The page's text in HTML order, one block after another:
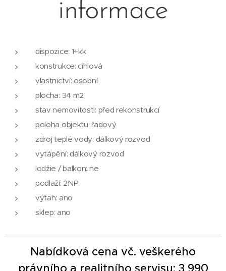
informace
dispozice: 1+kk
konstrukce: cihlová
vlastnictví: osobní
plocha: 34 m2
stav nemovitosti: před rekonstrukcí
poloha objektu: řadový
zdroj teplé vody: dálkový rozvod
vytápění: dálkový rozvod
lodžie / balkon: ne
podlaží: 2NP
výtah: ano
sklep: ano
Nabídková cena vč. veškerého